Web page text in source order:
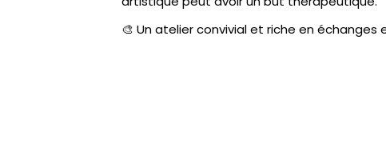
🎨 Un atelier convivial et riche en échanges